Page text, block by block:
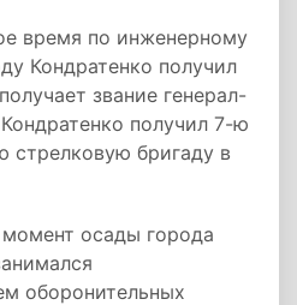
время по инженерному
Кондратенко получил
звание генерал-
получил 7-ю
стрелковую бригаду в
осады города
оборонительных